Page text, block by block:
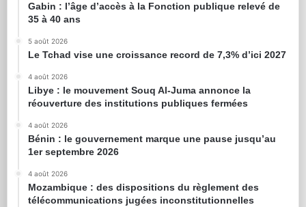
Gabin : l’âge d’accès à la Fonction publique relevé de
35 à 40 ans
5 août 2026
Le Tchad vise une croissance record de 7,3% d’ici 2027
4 août 2026
Libye : le mouvement Souq Al-Juma annonce la
réouverture des institutions publiques fermées
4 août 2026
Bénin : le gouvernement marque une pause jusqu’au
1er septembre 2026
4 août 2026
Mozambique : des dispositions du règlement des
télécommunications jugées inconstitutionnelles